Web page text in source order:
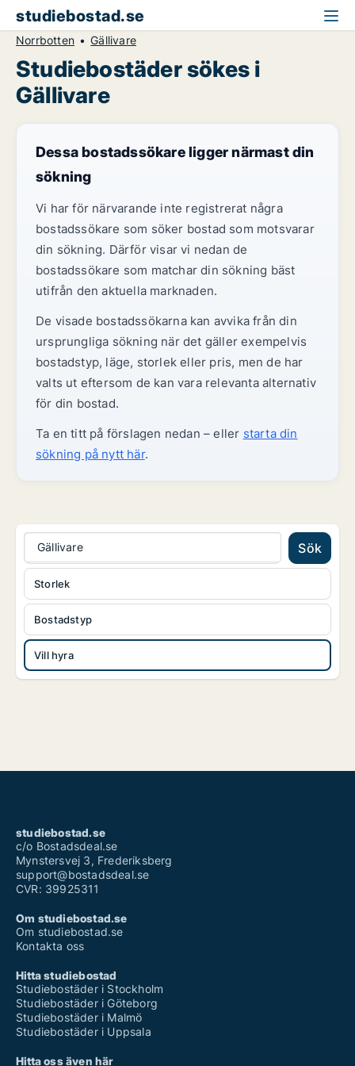
studiebostad.se
Norrbotten Gällivare
Studiebostäder sökes i
Gällivare
Dessa bostadssökare ligger närmast din
sökning
Vi har för närvarande inte registrerat några
bostadssökare som söker bostad som motsvarar
din sökning. Därför visar vi nedan de
bostadssökare som matchar din sökning bäst
utifrån den aktuella marknaden.
De visade bostadssökarna kan avvika från din
ursprungliga sökning när det gäller exempelvis
bostadstyp, läge, storlek eller pris, men de har
valts ut eftersom de kan vara relevanta alternativ
för din bostad.
Ta en titt på förslagen nedan – eller starta din
sökning på nytt här.
Gällivare Sök
Bostadstyp
Vill hyra
Storlek
studiebostad.se
c/o Bostadsdeal.se
Mynstersvej 3, Frederiksberg
support@bostadsdeal.se
CVR: 39925311
Om studiebostad.se
Om studiebostad.se
Kontakta oss
Hitta studiebostad
Studiebostäder i Stockholm
Studiebostäder i Göteborg
Studiebostäder i Malmö
Studiebostäder i Uppsala
Hitta oss även här